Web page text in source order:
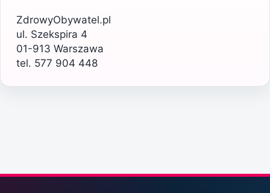
ZdrowyObywatel.pl
ul. Szekspira 4
01-913 Warszawa
tel. 577 904 448